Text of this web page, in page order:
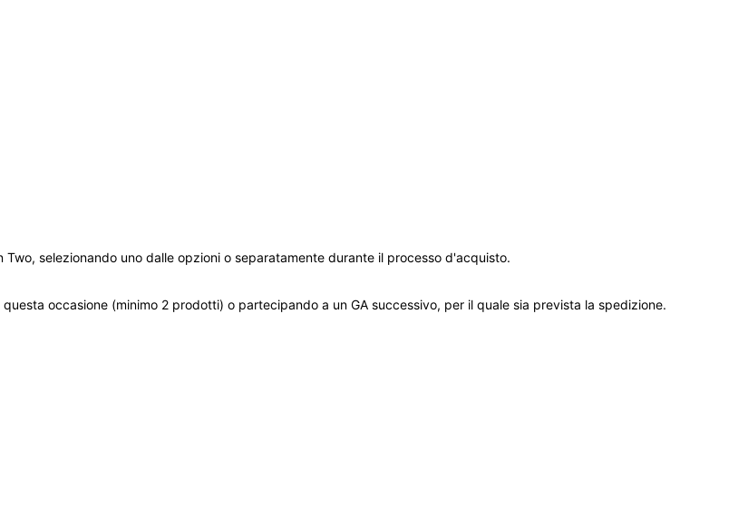
selezionando uno dalle opzioni o separatamente durante il processo d'acquisto.
occasione (minimo 2 prodotti) o partecipando a un GA successivo, per il quale sia prevista la spedizione.